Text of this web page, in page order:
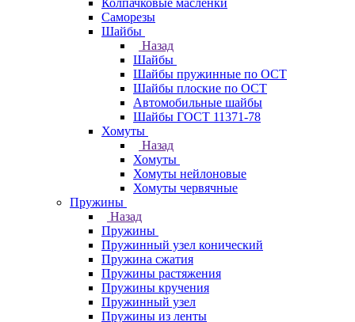
Колпачковые масленки
Саморезы
Шайбы
Назад
Шайбы
Шайбы пружинные по ОСТ
Шайбы плоские по ОСТ
Автомобильные шайбы
Шайбы ГОСТ 11371-78
Хомуты
Назад
Хомуты
Хомуты нейлоновые
Хомуты червячные
Пружины
Назад
Пружины
Пружинный узел конический
Пружина сжатия
Пружины растяжения
Пружины кручения
Пружинный узел
Пружины из ленты